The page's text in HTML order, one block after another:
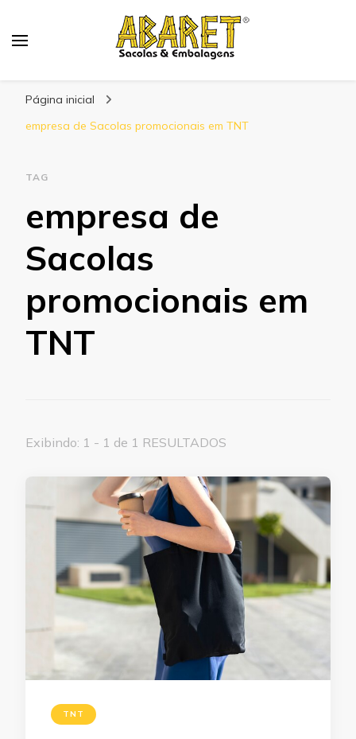
Página inicial
empresa de Sacolas promocionais em TNT
TAG
empresa de
Sacolas
promocionais em
TNT
Exibindo: 1 - 1 de 1 RESULTADOS
TNT